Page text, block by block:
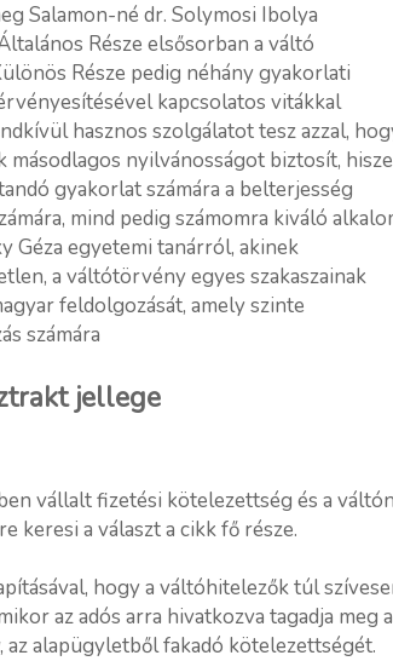
Salamon-né dr. Solymosi Ibolya
Része elsősorban a váltó
Része pedig néhány gyakorlati
kapcsolatos vitákkal
hasznos szolgálatot tesz azzal,
nyilvánosságot biztosít,
gyakorlat számára a belterjesség
mind pedig számomra kiváló
Géza egyetemi tanárról, akinek
a váltótörvény egyes szakaszainak
feldolgozását, amely szinte
számára
jellege
vállalt fizetési kötelezettség és a váltón
keresi a választ a cikk fő része.
hogy a váltóhitelezők túl
az adós arra hivatkozva tagadja meg a
alapügyletből fakadó kötelezettségét.